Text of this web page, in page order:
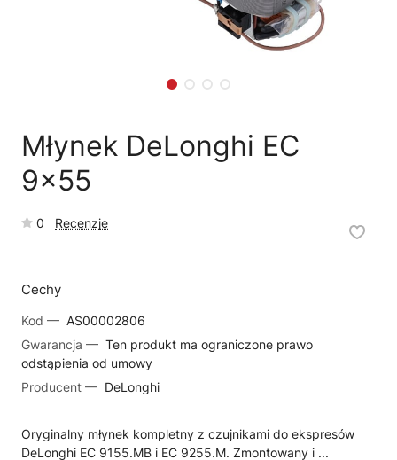
Młynek DeLonghi EC
9x55
0 Recenzje
Cechy
Kod — AS00002806
Gwarancja — Ten produkt ma ograniczone prawo
odstąpienia od umowy
Producent — DeLonghi
Oryginalny młynek kompletny z czujnikami do ekspresów
DeLonghi EC 9155.MB i EC 9255.M. Zmontowany i ...
📦 Reklamacja towaru